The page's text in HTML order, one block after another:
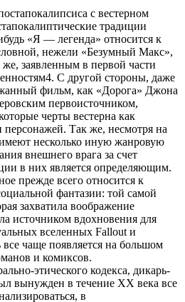
с вестерном
традиции
«Я — легенда» относится к
нежели «Безумный Макс»,
же, заявленным в первой части
С другой стороны, даже
фильм, как «Дорога» Джона
первоисточником,
черты вестерна как
персонажей. Так же, несмотря на
несколько иную жанровую
внешнего врага за счет
в них является определяющим.
прежде всего относится к
фантазии: той самой
захватила воображение
источником вдохновения для
вселенных Fallout и
чаще появляется на большом
и комиксов.
этического кодекса, дикарь-
вынужден в течение XX века все
в